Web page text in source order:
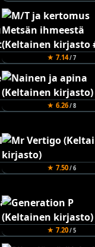
★ 7.14/ 7
★ 6.26/ 8
★ 7.50/ 6
★ 7.20/ 5